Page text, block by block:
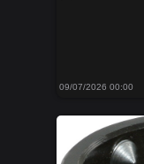
09/07/2026 00:00